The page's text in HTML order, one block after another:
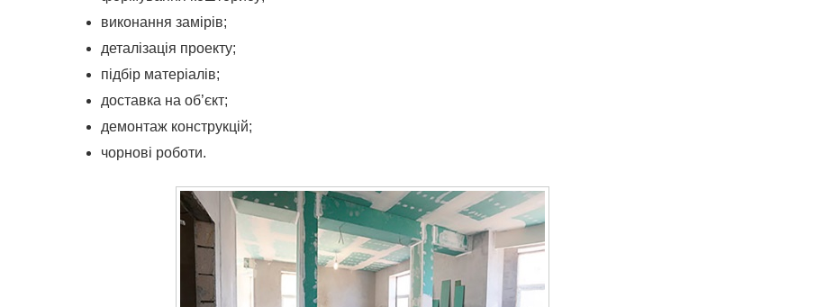
виконання замірів;
деталізація проекту;
підбір матеріалів;
доставка на об’єкт;
демонтаж конструкцій;
чорнові роботи.